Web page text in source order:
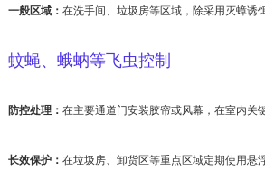
一般区域： 在洗手间、垃圾房等区域，除采用灭蟑诱
蚊蝇、蛾蚋等飞虫控制
防控处理： 在主要通道门安装胶帘或风幕，在室内关
长效保护： 在垃圾房、卸货区等重点区域定期使用悬